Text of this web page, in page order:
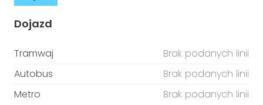
Dojazd
Tramwaj
Brak podanych linii
Autobus
Brak podanych linii
Metro
Brak podanych linii